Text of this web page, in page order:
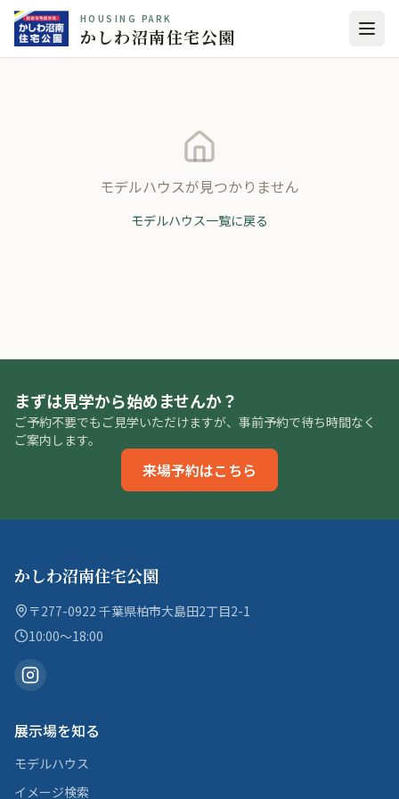
HOUSING PARK
かしわ沼南住宅公園
モデルハウスが見つかりません
モデルハウス一覧に戻る
まずは見学から始めませんか？
ご予約不要でもご見学いただけますが、事前予約で待ち時間なく
ご案内します。
来場予約はこちら
かしわ沼南住宅公園
〒277-0922 千葉県柏市大島田2丁目2-1
10:00〜18:00
展示場を知る
モデルハウス
イメージ検索